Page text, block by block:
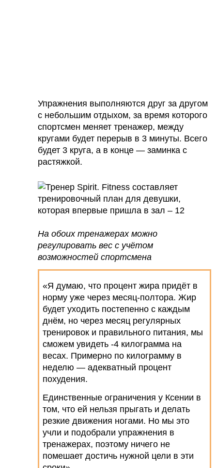
Упражнения выполняются друг за другом
с небольшим отдыхом, за время которого
спортсмен меняет тренажер, между
кругами будет перерыв в 3 минуты. Всего
будет 3 круга, а в конце — заминка с
растяжкой.
На обоих тренажерах можно
регулировать вес с учётом
возможностей спортсмена
«Я думаю, что процент жира придёт в
норму уже через месяц-полтора. Жир
будет уходить постепенно с каждым
днём, но через месяц регулярных
тренировок и правильного питания, мы
сможем увидеть -4 килограмма на
весах. Примерно по килограмму в
неделю — адекватный процент
похудения.
Единственные ограничения у Ксении в
том, что ей нельзя прыгать и делать
резкие движения ногами. Но мы это
учли и подобрали упражнения в
тренажерах, поэтому ничего не
помешает достичь нужной цели в эти